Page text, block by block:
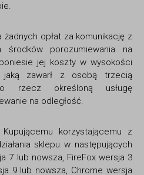
opłat za komunikację z
środków porozumiewania na
jej koszty w wysokości
zawarł z osobą trzecią
rzecz określoną usługę
na odległość.
korzystającemu z
sklepu w następujących
7 lub nowsza, FireFox wersja 3
9 lub nowsza, Chrome wersja